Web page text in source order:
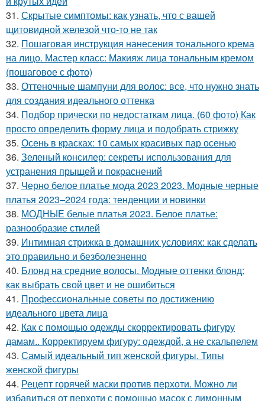
31. Скрытые симптомы: как узнать, что с вашей
щитовидной железой что-то не так
32. Пошаговая инструкция нанесения тонального крема
на лицо. Мастер класс: Макияж лица тональным кремом
(пошаговое с фото)
33. Оттеночные шампуни для волос: все, что нужно знать
для создания идеального оттенка
34. Подбор прически по недостаткам лица. (60 фото) Как
просто определить форму лица и подобрать стрижку
35. Осень в красках: 10 самых красивых пар осенью
36. Зеленый консилер: секреты использования для
устранения прыщей и покраснений
37. Черно белое платье мода 2023 2023. Модные черные
платья 2023–2024 года: тенденции и новинки
38. МОДНЫЕ белые платья 2023. Белое платье:
разнообразие стилей
39. Интимная стрижка в домашних условиях: как сделать
это правильно и безболезненно
40. Блонд на средние волосы. Модные оттенки блонд:
как выбрать свой цвет и не ошибиться
41. Профессиональные советы по достижению
идеального цвета лица
42. Как с помощью одежды скорректировать фигуру
дамам.. Корректируем фигуру: одеждой, а не скальпелем
43. Самый идеальный тип женской фигуры. Типы
женской фигуры
44. Рецепт горячей маски против перхоти. Можно ли
избавиться от перхоти с помощью масок с лимонным